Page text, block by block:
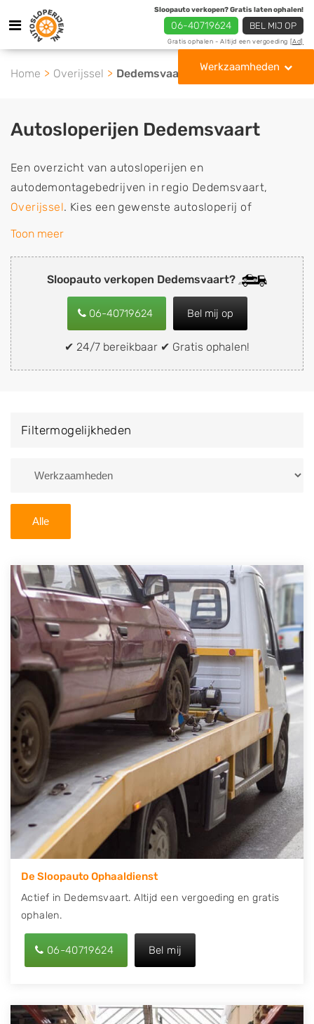
Sloopauto verkopen? Gratis laten ophalen!
06-40719624 BEL MIJ OP
Gratis ophalen - Altijd een vergoeding [Ad]
Werkzaamheden
Home Overijssel Dedemsvaart
Sloopauto verkopen Dedemsvaart?
06-40719624 Bel mij op
✔ 24/7 bereikbaar ✔ Gratis ophalen!
Autosloperijen Dedemsvaart
Een overzicht van autosloperijen en
autodemontagebedrijven in regio Dedemsvaart,
Overijssel. Kies een gewenste autosloperij of
autosloop uit de lijst die gespecialiseerd is in de
onderdelen of in de inkoop van sloopauto's,
schadeauto's en tweedehands auto's (ook zonder apk
keuring). Wilt u uw auto, camper, vrachtwagen, motor
of brommobiel snel en eenvoudig verkopen aan een
demontagebedrijf in de buurt, deze zelf wegbrengen
naar de sloop of deze liever laten ophalen op een
van Dedemsvaart en ontvang een vergoeding voor uw
Zoekt u liever naar een sloperij in een andere plaats of
U kunt er ook voor kiezen om direct uw sloopauto te
verkopen en op te laten halen door de Sloopauto
Ophaaldienst van Autosloperijen.nl. Wij kunnen uw
auto gratis ophalen in Dedemsvaart. Neem
telefonisch contact op of maak een terugbelafspraak.
Wilt u direct een tweedehands auto onderdelen
offerte aanvragen? Dat kan via de Onderdelenlijn! Vul
uw kenteken in en druk op verzenden.
Wij kunnen u helpen met de inkoop van auto's van
eigenlijk alle merken, zoals Alfa Romeo, Audi, BMW,
Chevrolet, Citroën, Dacia, Fiat, Ford, Honda, Hyundai,
Kia, Mazda, Mercedes Benz, Mitsubishi, Nissan, Opel,
Peugeot, Porsche, Renault, Seat, Skoda, Suzuki, Tesla,
Toyota, Volkswagen en Volvo.
Toon meer
Filtermogelijkheden
Alle
De Sloopauto Ophaaldienst
Actief in Dedemsvaart. Altijd een vergoeding en gratis
ophalen.
06-40719624 Bel mij